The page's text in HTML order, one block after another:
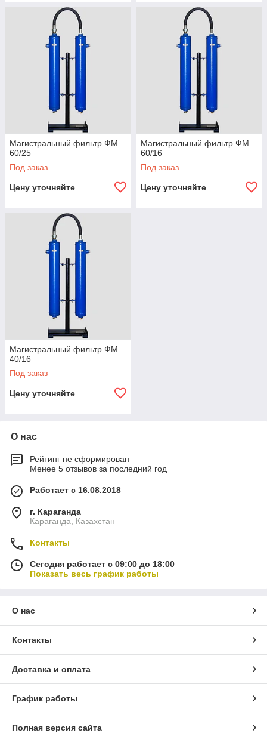
Магистральный фильтр ФМ
60/25
Под заказ
Цену уточняйте
Магистральный фильтр ФМ
60/16
Под заказ
Цену уточняйте
Магистральный фильтр ФМ
40/16
Под заказ
Цену уточняйте
О нас
Рейтинг не сформирован
Менее 5 отзывов за последний год
Работает с 16.08.2018
г. Караганда
Караганда, Казахстан
Контакты
Сегодня работает с 09:00 до 18:00
Показать весь график работы
О нас
Контакты
Доставка и оплата
График работы
Полная версия сайта